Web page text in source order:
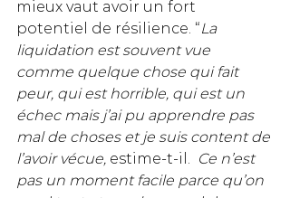
mieux vaut avoir un fort
potentiel de résilience. “La
liquidation est souvent vue
comme quelque chose qui fait
peur, qui est horrible, qui est un
échec mais j’ai pu apprendre pas
mal de choses et je suis content de
l’avoir vécue, estime-t-il.
  Ce n’est
pas un moment facile parce qu’on